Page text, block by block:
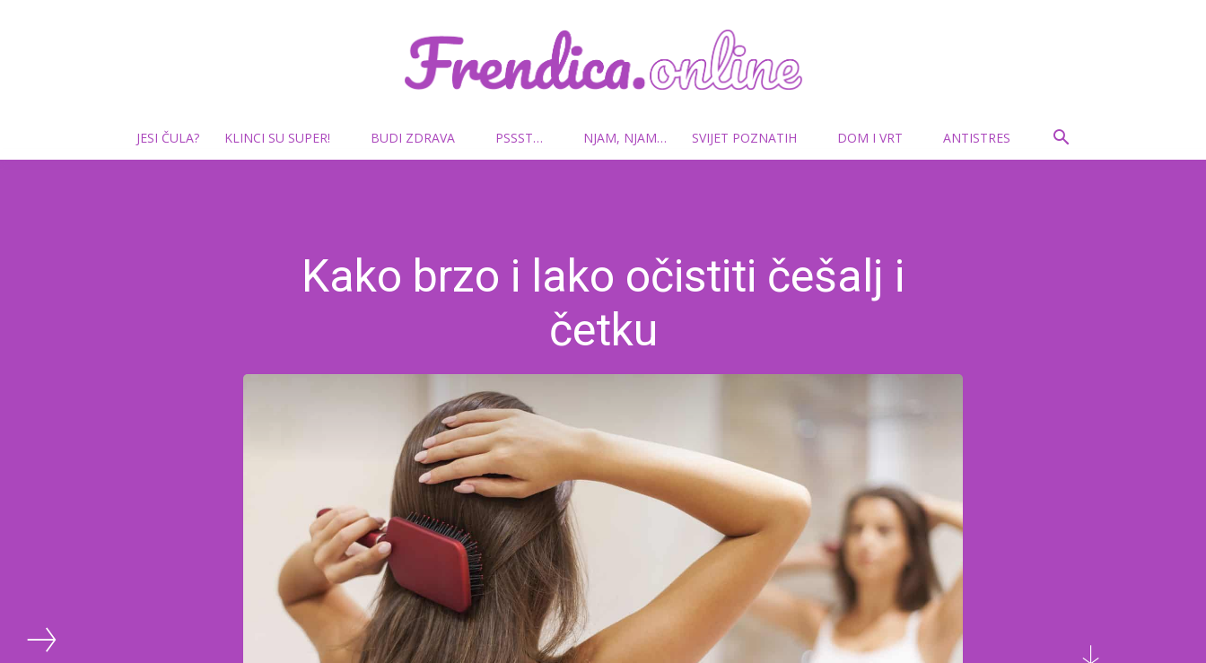
Frendica.online
JESI ČULA? KLINCI SU SUPER! BUDI ZDRAVA PSSST… NJAM, NJAM… SVIJET POZNATIH DOM I VRT ANTISTRES
Kako brzo i lako očistiti češalj i
četku